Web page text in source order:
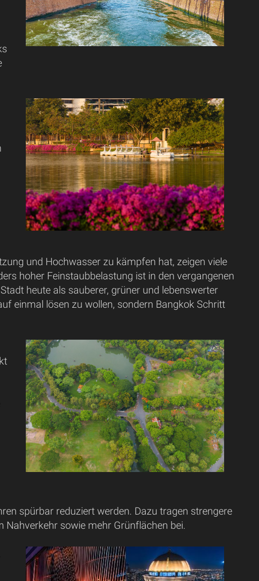
und Hochwasser zu kämpfen hat, zeigen viele
hoher Feinstaubbelastung ist in den vergangenen
heute als sauberer, grüner und lebenswerter
einmal lösen zu wollen, sondern Bangkok Schritt
spürbar reduziert werden. Dazu tragen strengere
Nahverkehr sowie mehr Grünflächen bei.